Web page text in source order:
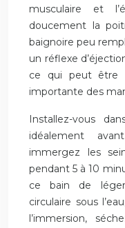
musculaire et
doucement la
baignoire peu
un réflexe
ce qui peut être
importante des
Installez-vous
idéalement
immergez les
pendant 5 à 10
ce bain de
circulaire sous
l’immersion,